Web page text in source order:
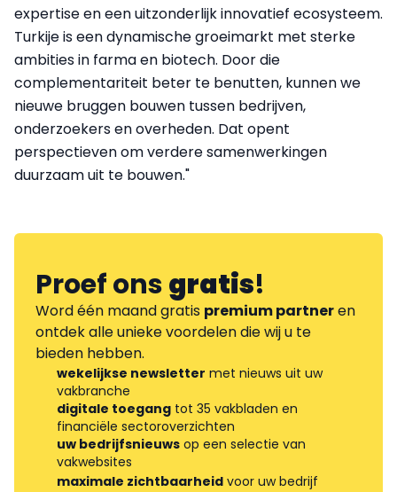
expertise en een uitzonderlijk innovatief ecosysteem.
Turkije is een dynamische groeimarkt met sterke
ambities in farma en biotech. Door die
complementariteit beter te benutten, kunnen we
nieuwe bruggen bouwen tussen bedrijven,
onderzoekers en overheden. Dat opent
perspectieven om verdere samenwerkingen
duurzaam uit te bouwen."
Proef onsgratis!
Word één maand gratis premium partneren
ontdek alle unieke voordelen die wij u te
bieden hebben.
wekelijkse newsletter met nieuws uit uw
vakbranche
digitale toegang tot 35 vakbladen en
financiële sectoroverzichten
uw bedrijfsnieuws op een selectie van
vakwebsites
maximale zichtbaarheid voor uw bedrijf